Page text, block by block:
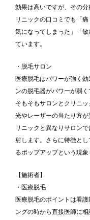
効果は高いですが、その
リニックの口コミでも「
気になってしまった」「
ています。
・脱毛サロン
医療脱毛はパワーが強く
ンの脱毛器がパワーが弱
そもそもサロンとクリニ
光やレーザーの当たり方
リニックと異なりサロン
射します。さらに特徴と
るポップアップという現象
【施術者】
・医療脱毛
医療脱毛のポイントは看
ングの時から直接医師に